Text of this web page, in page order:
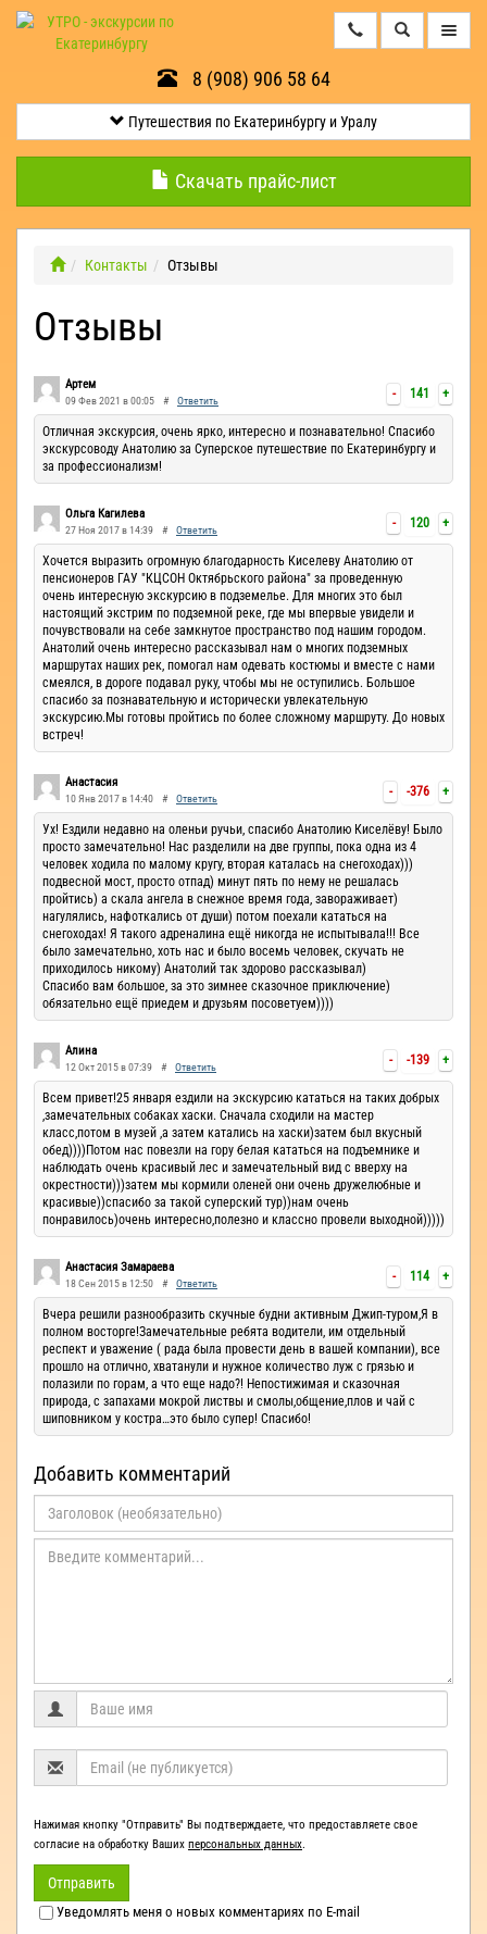
8 (908) 906 58 64
по
и
Минералогические
экскурсии
Контакты
Квесты
Эксклюзив
Оленьи
Путешествия по Екатеринбургу и Уралу
Скачать прайс-лист
Контакты Отзывы
Отзывы
- 141 +
Артем
09 Фев 2021 в 00:05 # Ответить
Отличная экскурсия, очень ярко, интересно и познавательно! Спасибо
экскурсоводу Анатолию за Суперское путешествие по Екатеринбургу и
за профессионализм!
- 120 +
Ольга Кагилева
27 Ноя 2017 в 14:39 # Ответить
Хочется выразить огромную благодарность Киселеву Анатолию от
пенсионеров ГАУ "КЦСОН Октябрьского района" за проведенную
очень интересную экскурсию в подземелье. Для многих это был
настоящий экстрим по подземной реке, где мы впервые увидели и
почувствовали на себе замкнутое пространство под нашим городом.
Анатолий очень интересно рассказывал нам о многих подземных
маршрутах наших рек, помогал нам одевать костюмы и вместе с нами
смеялся, в дороге подавал руку, чтобы мы не оступились. Большое
спасибо за познавательную и исторически увлекательную
экскурсию.Мы готовы пройтись по более сложному маршруту. До новых
встреч!
- -376 +
Анастасия
10 Янв 2017 в 14:40 # Ответить
Ух! Ездили недавно на оленьи ручьи, спасибо Анатолию Киселёву! Было
просто замечательно! Нас разделили на две группы, пока одна из 4
человек ходила по малому кругу, вторая каталась на снегоходах)))
подвесной мост, просто отпад) минут пять по нему не решалась
пройтись) а скала ангела в снежное время года, завораживает)
нагулялись, нафоткались от души) потом поехали кататься на
снегоходах! Я такого адреналина ещё никогда не испытывала!!! Все
было замечательно, хоть нас и было восемь человек, скучать не
приходилось никому) Анатолий так здорово рассказывал)
Спасибо вам большое, за это зимнее сказочное приключение)
обязательно ещё приедем и друзьям посоветуем))))
- -139 +
Алина
12 Окт 2015 в 07:39 # Ответить
Всем привет!25 января ездили на экскурсию кататься на таких добрых
,замечательных собаках хаски. Сначала сходили на мастер
класс,потом в музей ,а затем катались на хаски)затем был вкусный
обед))))Потом нас повезли на гору белая кататься на подъемнике и
наблюдать очень красивый лес и замечательный вид с вверху на
окрестности)))затем мы кормили оленей они очень дружелюбные и
красивые))спасибо за такой суперский тур))нам очень
понравилось)очень интересно,полезно и классно провели выходной)))))
- 114 +
Анастасия Замараева
18 Сен 2015 в 12:50 # Ответить
Вчера решили разнообразить скучные будни активным Джип-туром,Я в
полном восторге!Замечательные ребята водители, им отдельный
респект и уважение ( рада была провести день в вашей компании), все
прошло на отлично, хватанули и нужное количество луж с грязью и
полазили по горам, а что еще надо?! Непостижимая и сказочная
природа, с запахами мокрой листвы и смолы,общение,плов и чай с
шиповником у костра…это было супер! Спасибо!
Добавить комментарий
Нажимая кнопку "Отправить" Вы подтверждаете, что предоставляете свое
согласие на обработку Ваших персональных данных.
Отправить
Уведомлять меня о новых комментариях по E-mail